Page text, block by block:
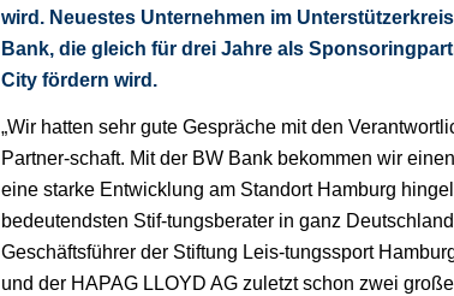
wird. Neuestes Unternehmen im
Bank, die gleich für drei Jahre als
City fördern wird.
„Wir hatten sehr gute Gespräche mit den
Partner-schaft. Mit der BW Bank bekommen wir
eine starke Entwicklung am Standort Hamburg
bedeutendsten Stif-tungsberater in ganz
Geschäftsführer der Stiftung Leis-tungssport
und der HAPAG LLOYD AG zuletzt schon zwei